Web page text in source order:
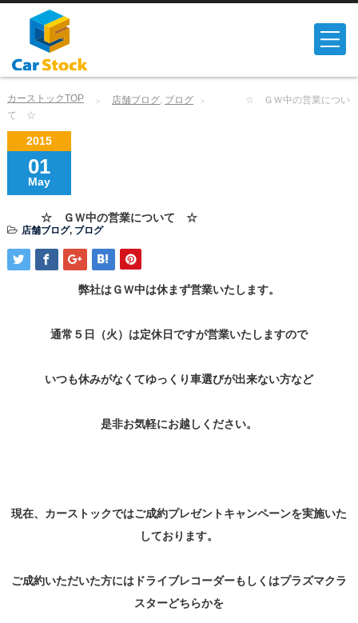
カーストックTOP 店舗ブログ, ブログ
☆ ＧＷ中の営業につい
て ☆
2015
01
May
☆ ＧＷ中の営業について ☆
店舗ブログ, ブログ
弊社はＧＷ中は休まず営業いたします。
通常５日（火）は定休日ですが営業いたしますので
いつも休みがなくてゆっくり車選びが出来ない方など
是非お気軽にお越しください。
現在、カーストックではご成約プレゼントキャンペーンを実施いた
しております。
ご成約いただいた方にはドライブレコーダーもしくはプラズマクラ
スターどちらかを